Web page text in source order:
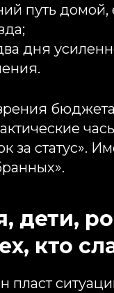
путь
дня
за статус».
дети,
кто
пласт